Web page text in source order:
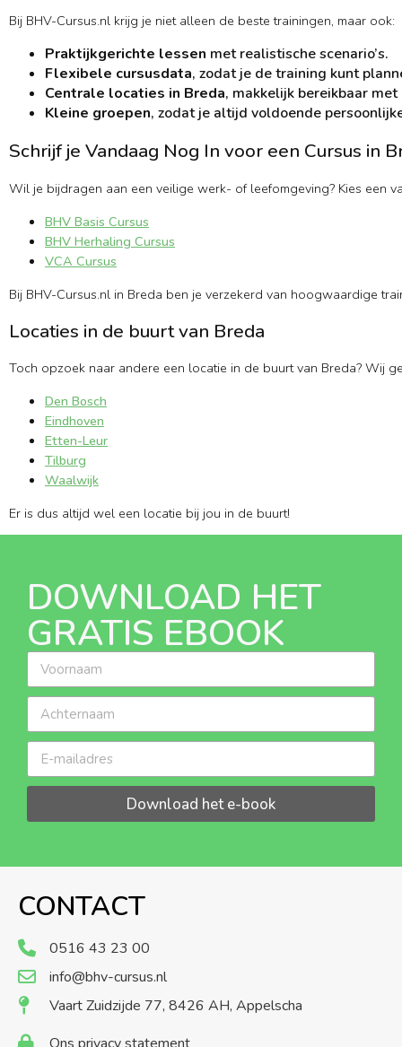
Bij BHV-Cursus.nl krijg je niet alleen de beste trainingen, maar ook:
Praktijkgerichte lessen met realistische scenario’s.
Flexibele cursusdata, zodat je de training kunt
Centrale locaties in Breda, makkelijk bereikbaar
Kleine groepen, zodat je altijd voldoende
Schrijf je Vandaag Nog In voor een Cursus in
Wil je bijdragen aan een veilige werk- of leefomgeving? Kies een
BHV Basis Cursus
BHV Herhaling Cursus
VCA Cursus
Bij BHV-Cursus.nl in Breda ben je verzekerd van hoogwaardige
Locaties in de buurt van Breda
Toch opzoek naar andere een locatie in de buurt van Breda? Wij
Den Bosch
Eindhoven
Etten-Leur
Tilburg
Waalwijk
Er is dus altijd wel een locatie bij jou in de buurt!
DOWNLOAD HET
GRATIS EBOOK
Download het e-book
CONTACT
0516 43 23 00
info@bhv-cursus.nl
Vaart Zuidzijde 77, 8426 AH, Appelscha